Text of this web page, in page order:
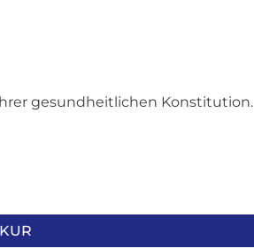
gesundheitlichen Konstitution.